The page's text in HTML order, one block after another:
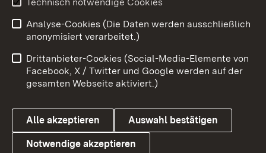
Link zum Landesportal
Benutzungshinweise
Barrierefreiheit
Datenschutz
Cookies
Analyse-Cookies (Die Daten werden ausschließlich
anonymisiert verarbeitet.)
Drittanbieter-Cookies (Social-Media-Elemente von
Facebook, X / Twitter und Google werden auf der
gesamten Webseite aktiviert.)
Alle akzeptieren Auswahl bestätigen
Notwendige akzeptieren